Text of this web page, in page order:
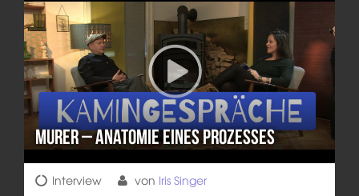
Murer – Anatomie eines Prozesses
Interview von Iris Singer